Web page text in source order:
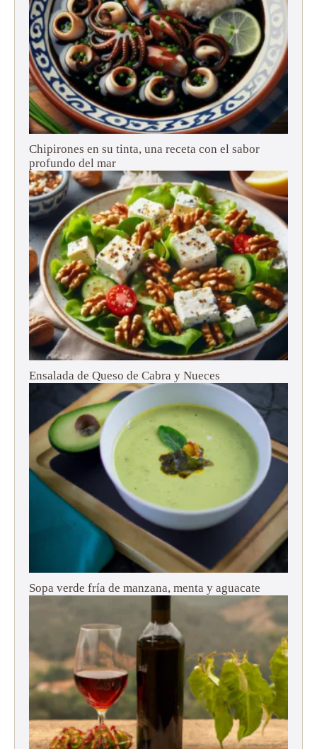
Chipirones en su tinta, una receta con el sabor
profundo del mar
Ensalada de Queso de Cabra y Nueces
Sopa verde fría de manzana, menta y aguacate